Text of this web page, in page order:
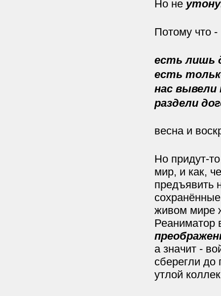
Но не
Потому что -
есть лишь
есть
нас вывели
раздели
весна и
Но придут-
мир, и как,
предъявить
живом мире
Реаниматор
а значит -
сберегли до
утлой